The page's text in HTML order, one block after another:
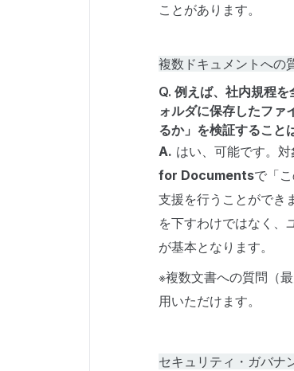
ことがあります。
複数ドキュメントへの
Q. 例えば、社内規程
ォルダに保存したファ
るか」を検証すること
A. はい、可能です。
for Documentsで「
支援を行うことができ
を下すわけではなく、
が基本となります。
※複数文書への質問（
用いただけます。
セキュリティ・ガバナ